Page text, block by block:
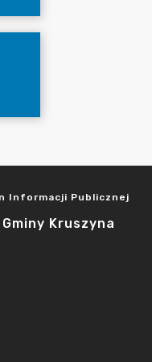
Informacji Publicznej
Kruszyna